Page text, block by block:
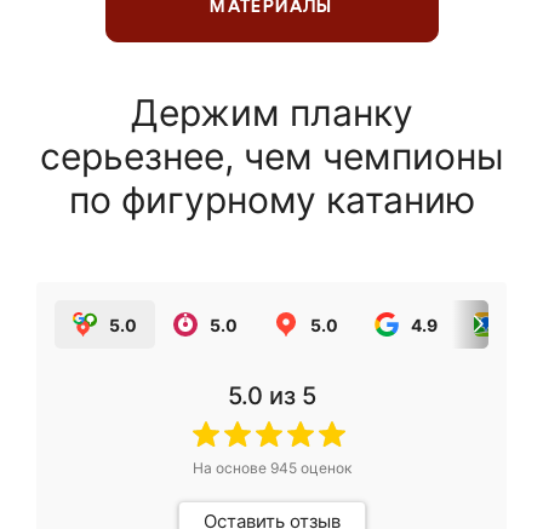
МАТЕРИАЛЫ
Держим планку
серьезнее, чем чемпионы
по фигурному катанию
5.0 5.0 5.0 4.9
5.0 из 5
На основе 945оценок
Оставить отзыв